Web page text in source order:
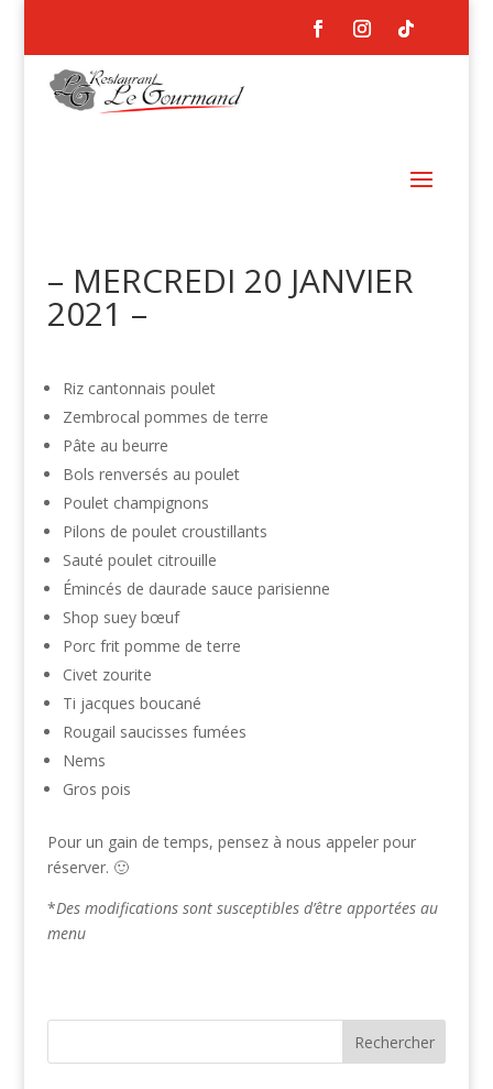
– MERCREDI 20 JANVIER
2021 –
Riz cantonnais poulet
Zembrocal pommes de terre
Pâte au beurre
Bols renversés au poulet
Poulet champignons
Pilons de poulet croustillants
Sauté poulet citrouille
Émincés de daurade sauce parisienne
Shop suey bœuf
Porc frit pomme de terre
Civet zourite
Ti jacques boucané
Rougail saucisses fumées
Nems
Gros pois
Pour un gain de temps, pensez à nous appeler pour
réserver. 🙂
*Des modifications sont susceptibles d’être apportées au
menu